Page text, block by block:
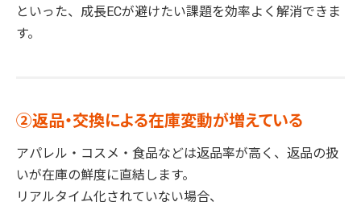
といった、成長ECが避けたい課題を効率よく解消できま
す。
②返品・交換による在庫変動が増えている
アパレル・コスメ・食品などは返品率が高く、返品の扱
いが在庫の鮮度に直結します。
リアルタイム化されていない場合、